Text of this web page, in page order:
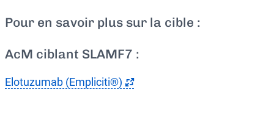
Pour en savoir plus sur la cible :
AcM ciblant SLAMF7 :
Elotuzumab (Empliciti®)